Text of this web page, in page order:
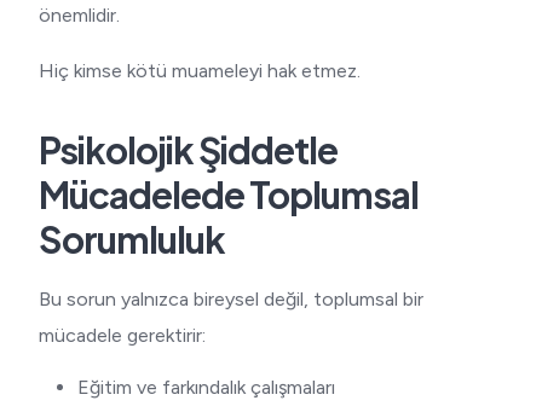
önemlidir.
Hiç kimse kötü muameleyi hak etmez.
Psikolojik Şiddetle
Mücadelede Toplumsal
Sorumluluk
Bu sorun yalnızca bireysel değil, toplumsal bir
mücadele gerektirir:
Eğitim ve farkındalık çalışmaları